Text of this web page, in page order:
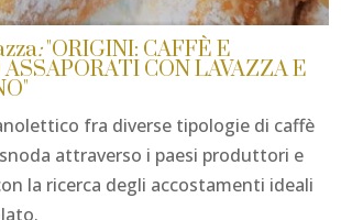
:"ORIGINI: CAFFÈ E
CON LAVAZZA E
fra diverse tipologie di caffè
attraverso i paesi produttori e
la ricerca degli accostamenti ideali